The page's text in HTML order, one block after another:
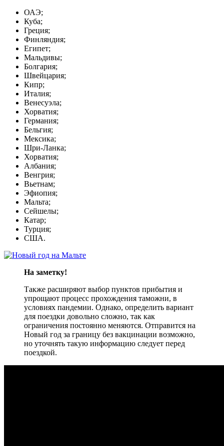
ОАЭ;
Куба;
Греция;
Финляндия;
Египет;
Мальдивы;
Болгария;
Швейцария;
Кипр;
Италия;
Венесуэла;
Хорватия;
Германия;
Бельгия;
Мексика;
Шри-Ланка;
Хорватия;
Албания;
Венгрия;
Вьетнам;
Эфиопия;
Мальта;
Сейшелы;
Катар;
Турция;
США.
На заметку!
Также расширяют выбор пунктов прибытия и
упрощают процесс прохождения таможни, в
условиях пандемии. Однако, определить вариант
для поездки довольно сложно, так как
ограничения постоянно меняются. Отправится на
Новый год за границу без вакцинации возможно,
но уточнять такую информацию следует перед
поездкой.